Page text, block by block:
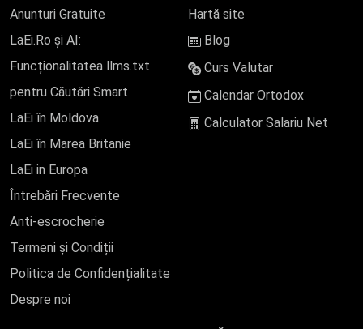
Anunturi Gratuite
LaEi.Ro și AI:
Funcționalitatea llms.txt
pentru Căutări Smart
LaEi în Moldova
LaEi în Marea Britanie
LaEi in Europa
Întrebări Frecvente
Anti-escrocherie
Termeni și Condiții
Politica de Confidențialitate
Despre noi
Hartă site
Blog
Curs Valutar
Calendar Ortodox
Calculator Salariu Net